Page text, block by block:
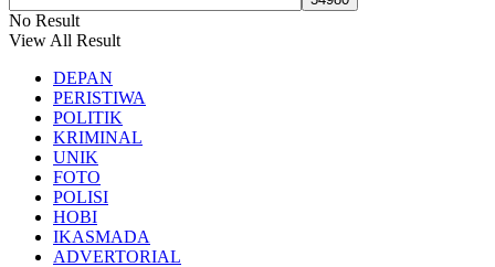
No Result
View All Result
DEPAN
PERISTIWA
POLITIK
KRIMINAL
UNIK
FOTO
POLISI
HOBI
IKASMADA
ADVERTORIAL